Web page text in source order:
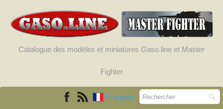
Catalogue des modèles et miniatures Gaso.line et Master
Fighter
Français